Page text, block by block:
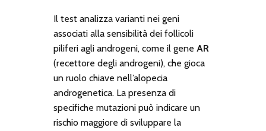
Il test analizza varianti nei geni
associati alla sensibilità dei follicoli
piliferi agli androgeni, come il gene AR
(recettore degli androgeni), che gioca
un ruolo chiave nell’alopecia
androgenetica. La presenza di
specifiche mutazioni può indicare un
rischio maggiore di sviluppare la